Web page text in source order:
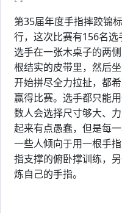
第35届年度手指摔跤锦
行，这次比赛有156名
选手在一张木桌子的两
根结实的皮带里，然后
开始拼尽全力拉扯，都
赢得比赛。选手都只能
数人会选择尺寸够大、
起来有点愚蠢，但是每
一些人倾向于用一根手
指支撑的俯卧撑训练，
炼自己的手指。